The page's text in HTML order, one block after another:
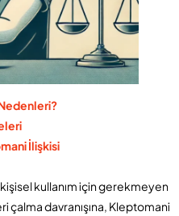
İlişkisi
kullanım için gerekmeyen
davranışına, Kleptomani